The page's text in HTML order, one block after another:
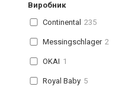
Виробник
Continental 235
Messingschlager 2
OKAI 1
Royal Baby 5